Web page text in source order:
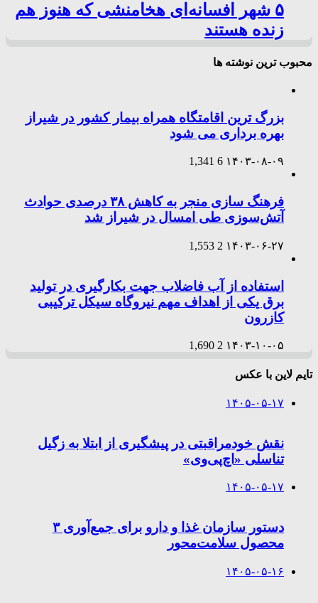
۵ شهر افسانه‌ای هخامنشی که هنوز هم
زنده هستند
محبوب ترین نوشته ها
بزرگ ترین اقامتگاه همراه بیمار کشور در شیراز
بهره برداری می شود
۱۴۰۳-۰۸-۰۹ 6
1,341
فرهنگ سازی منجر به کاهش ۳۸ درصدی حوادث
آتش‌سوزی طی امسال در شیراز شد
۱۴۰۳-۰۶-۲۷ 2
1,553
استفاده از آب فاضلاب جهت بکارگیری در تولید
برق یکی از اهداف مهم نیروگاه سیکل ترکیبی
کازرون
۱۴۰۳-۱۰-۰۵ 2
1,690
تایم لاین با عکس
۱۴۰۵-۰۵-۱۷
نقش خودمراقبتی در پیشگیری از ابتلا به زگیل
تناسلی «اچ‌پی‌وی»
۱۴۰۵-۰۵-۱۷
دستور سازمان غذا و دارو برای جمع‌آوری ۳
محصول سلامت‌محور
۱۴۰۵-۰۵-۱۶